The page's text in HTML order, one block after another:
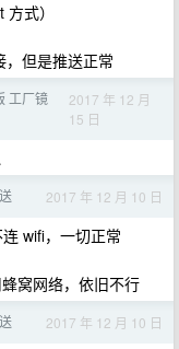
式）
但是推送正常
工厂镜
2017 年 12 月
15 日
2017 年 12 月 10 日
wifi，一切正常
窝网络，依旧不行
2017 年 12 月 10 日